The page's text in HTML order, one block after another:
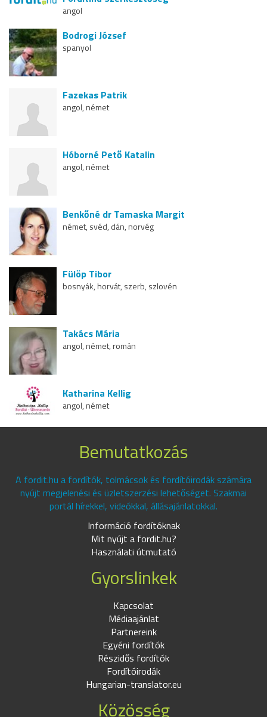
angol
Bodrogi József
spanyol
Fazekas Patrik
angol, német
Hóborné Pető Katalin
angol, német
Benkőné dr Tamaska Margit
német, svéd, dán, norvég
Fülöp Tibor
bosnyák, horvát, szerb, szlovén
Takács Mária
angol, német, román
Katharina Kellig
angol, német
Bemutatkozás
A fordit.hu a fordítók, tolmácsok és fordítóirodák számára
nyújt megjelenési és üzletszerzési lehetőséget. Szakmai
portál hírekkel, videókkal, állásajánlatokkal.
Információ fordítóknak
Mit nyújt a fordit.hu?
Használati útmutató
Gyorslinkek
Kapcsolat
Médiaajánlat
Partnereink
Egyéni fordítók
Részidős fordítók
Fordítóirodák
Hungarian-translator.eu
Közösség